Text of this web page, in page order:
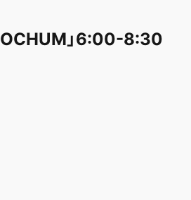
」6:00-8:30